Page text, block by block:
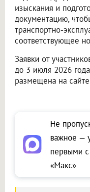
изыскания и
документацию,
транспортно-
соответствующее
Заявки от
до 3 июля 2026
размещена на сайте
Не
важное —
первыми
«Макс»